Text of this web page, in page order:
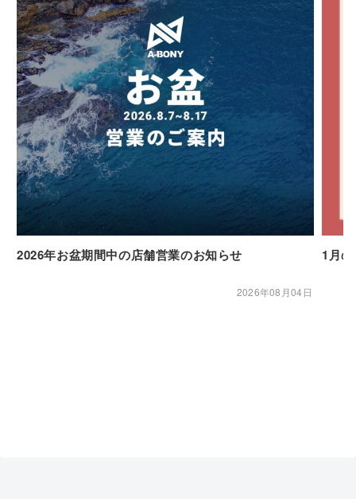
2026年お盆期間中の店舗営業のお知らせ
2026年08月04日
1月